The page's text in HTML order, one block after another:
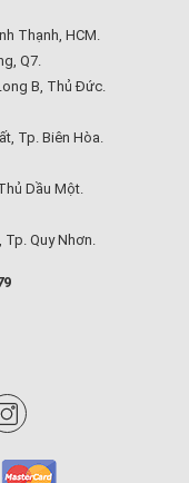
Thạnh, HCM.
Q7.
B, Thủ Đức.
Tp. Biên Hòa.
Dầu Một.
Quy Nhơn.